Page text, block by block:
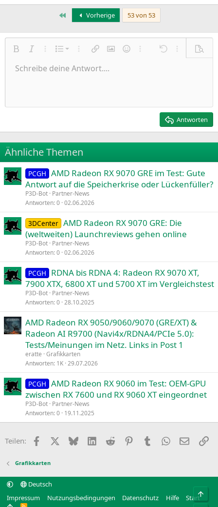
Erste Vorherige 53 von 53
Fett KursivWeitere Einstellungen…
Liste
Nummerierte Liste
Ungeordnete Liste
Weitere Einstellungen…
Link einfügen
Bild einfügen
SmileysWeitere Einstellungen…
Rückgängig
Weitere
Schriftgröße
9
22
26
TextfarbeSchriftfamilie
Arial
Times New Roman
Trebuchet MS
Verdana
Durchgestrichen
Unterstrichen
Inline-Code
AusrichtungLinksbündig
Paragraph format
Normal
Heading 2
ZitatMedienTabelle einfügen
Insert horizontal line
SpoilerCode
Wiederholen
BBCode umschalten
Formatierung entfernen
EntwürfeEntwurf speichern
Schreibe deine Antwort....
Antworten
Ähnliche Themen
PCGH AMD Radeon RX 9070 GRE im Test: Gute
Antwort auf die Speicherkrise oder Lückenfüller?
P3D-Bot Partner-News
Antworten 0 02.06.2026
3DCenter AMD Radeon RX 9070 GRE: Die
(weltweiten) Launchreviews gehen online
P3D-Bot Partner-News
Antworten 0 02.06.2026
PCGH
RDNA bis RDNA 4: Radeon RX 9070 XT,
7900 XTX, 6800 XT und 5700 XT im Vergleichstest
P3D-Bot Partner-News
Antworten 0 28.10.2025
AMD Radeon RX 9050/9060/9070 (GRE/XT) &
Radeon AI R9700 (Navi4x/RDNA4/PCIe 5.0):
Tests/Meinungen im Netz. Links in Post 1
eratte Grafikkarten
Antworten 1K 29.07.2026
PCGH AMD Radeon RX 9060 im Test: OEM-GPU
zwischen RX 7600 und RX 9060 XT eingeordnet
P3D-Bot Partner-News
Antworten 0 19.11.2025
Teilen: Facebook BlueskyLinkedIn
Reddit PinterestTumblr WhatsApp
E-Mail
Grafikkarten
Deutsch
Impressum
Nutzungsbedingungen Datenschutz Hilfe Start